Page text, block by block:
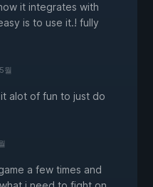
it integrates with
is to use it.! fully
월
alot of fun to just do
a few times and